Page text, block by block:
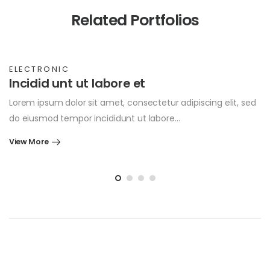
Related Portfolios
ELECTRONIC
Incidid unt ut labore et
Lorem ipsum dolor sit amet, consectetur adipiscing elit, sed
do eiusmod tempor incididunt ut labore…
View More